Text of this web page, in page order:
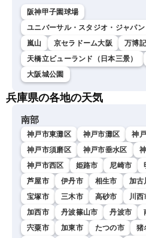
阪神甲子園球場
ユニバーサル・スタジオ・ジャパン
嵐山
京セラドーム大阪 万博
天橋立ビューランド（日本三景）
大阪城公園
兵庫県の各地の天気
南部
神戸市東灘区 神戸市灘区 神
神戸市須磨区
神戸市垂水区
神戸市西区
姫路市 尼崎市
芦屋市
伊丹市 相生市 加古
宝塚市
三木市 高砂市 川西
加西市
丹波篠山市 丹波市
宍粟市
加東市 たつの市 猪